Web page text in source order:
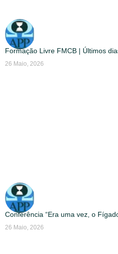
Formação Livre FMCB | Últimos
26 Maio, 2026
Conferência “Era uma vez, o
26 Maio, 2026